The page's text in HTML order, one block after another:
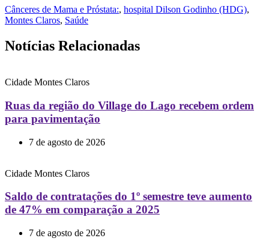
Cânceres de Mama e Próstata:, hospital Dilson Godinho (HDG),
Montes Claros, Saúde
Notícias Relacionadas
Cidade Montes Claros
Ruas da região do Village do Lago recebem ordem
para pavimentação
7 de agosto de 2026
Cidade Montes Claros
Saldo de contratações do 1º semestre teve aumento
de 47% em comparação a 2025
7 de agosto de 2026